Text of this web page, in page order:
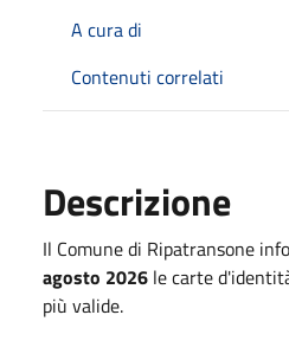
A cura di
Contenuti correlati
Descrizione
Il Comune di Ripatransone
agosto 2026 le carte
più valide.